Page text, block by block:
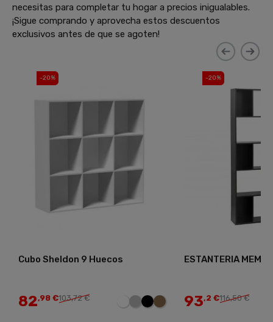
necesitas para completar tu hogar a precios inigualables.
¡Sigue comprando y aprovecha estos descuentos
exclusivos antes de que se agoten!
Cubo Sheldon 9 Huecos
82,98 €103,72 €
-20%
ESTANTERIA
93,2 €116,50 €
-20%